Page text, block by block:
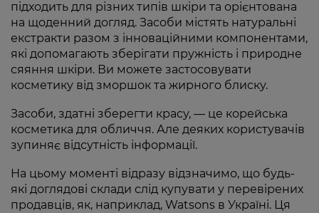
підходить для різних типів шкіри та орієнтована
на щоденний догляд. Засоби містять натуральні
екстракти разом з інноваційними компонентами,
які допомагають зберігати пружність і природне
сяяння шкіри. Ви можете застосовувати
косметику від зморшок та жирного блиску.
Засоби, здатні зберегти красу, — це корейська
косметика для обличчя. Але деяких користувачів
зупиняє відсутність інформації.
На цьому моменті відразу відзначимо, що будь-
які доглядові склади слід купувати у перевірених
продавців, як, наприклад, Watsons в Україні. Ця